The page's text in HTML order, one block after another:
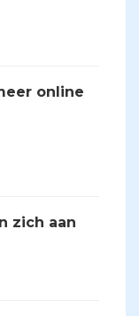
online
zich aan